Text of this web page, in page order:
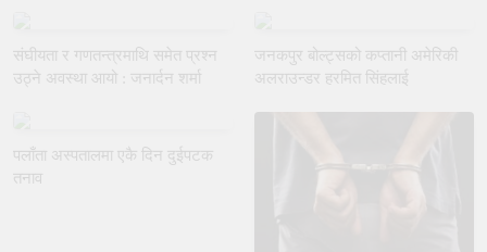
संघीयता र गणतन्त्रमाथि समेत प्रश्न
उठ्ने अवस्था आयो : जनार्दन शर्मा
जनकपुर बोल्ट्सको कप्तानी अमेरिकी
अलराउन्डर हरमित सिंहलाई
पलाँता अस्पतालमा एकै दिन दुईपटक
तनाव